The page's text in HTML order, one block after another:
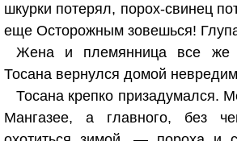
шкурки потерял, порох-свинец
еще Осторожным зовешься!
Жена и племянница все же
Тосана вернулся домой
Тосана крепко призадумался.
Мангазее, а главного, без